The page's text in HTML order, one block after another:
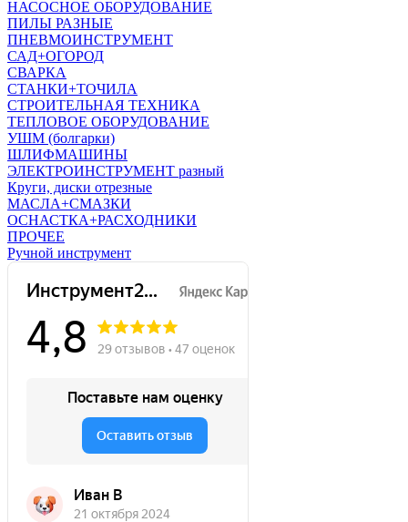
НАСОСНОЕ ОБОРУДОВАНИЕ
ПИЛЫ РАЗНЫЕ
ПНЕВМОИНСТРУМЕНТ
САД+ОГОРОД
СВАРКА
СТАНКИ+ТОЧИЛА
СТРОИТЕЛЬНАЯ ТЕХНИКА
ТЕПЛОВОЕ ОБОРУДОВАНИЕ
УШМ (болгарки)
ШЛИФМАШИНЫ
ЭЛЕКТРОИНСТРУМЕНТ разный
Круги, диски отрезные
МАСЛА+СМАЗКИ
ОСНАСТКА+РАСХОДНИКИ
ПРОЧЕЕ
Ручной инструмент